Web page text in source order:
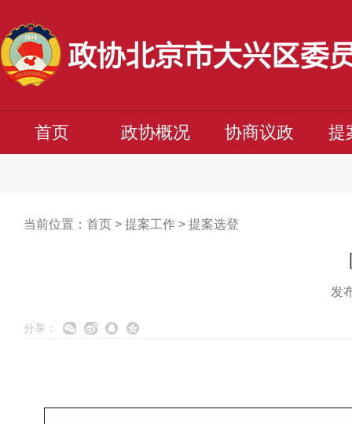
首页 政协概况 协商议政 提
当前位置： 首页 > 提案工作 > 提案选登
发
分享：